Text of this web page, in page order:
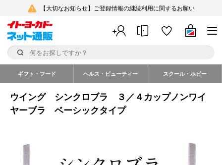
【大切なお知らせ】ご登録情報の継続利用に関するお願い
ギフト・フード ヘルス・ビューティー スクール・ホビー
ウイング シンクロブラ ３／４カップノンワイ
ヤーブラ ベーシックタイプ